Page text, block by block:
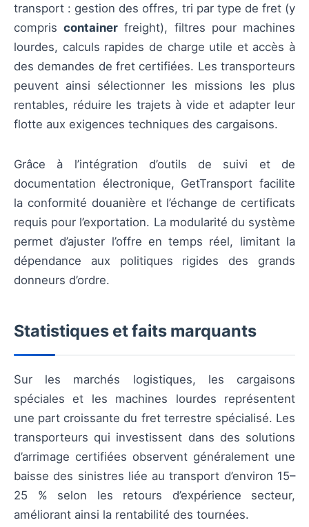
transport : gestion des offres, tri par type de fret (y
compriscontainer freight), filtres pour machines
lourdes, calculs rapides de charge utile et accès à
des demandes de fret certifiées. Les transporteurs
peuvent ainsi sélectionner les missions les plus
rentables, réduire les trajets à vide et adapter leur
flotte aux exigences techniques des cargaisons.
Grâce à l’intégration d’outils de suivi et de
documentation électronique, GetTransport facilite
la conformité douanière et l’échange de certificats
requis pour l’exportation. La modularité du système
permet d’ajuster l’offre en temps réel, limitant la
dépendance aux politiques rigides des grands
donneurs d’ordre.
Statistiques et faits marquants
Sur les marchés logistiques, les cargaisons
spéciales et les machines lourdes représentent
une part croissante du fret terrestre spécialisé. Les
transporteurs qui investissent dans des solutions
d’arrimage certifiées observent généralement une
baisse des sinistres liée au transport d’environ 15–
25 % selon les retours d’expérience secteur,
améliorant ainsi la rentabilité des tournées.